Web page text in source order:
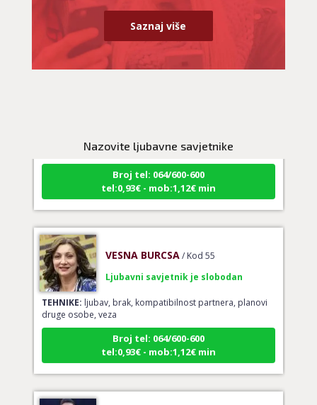
Saznaj više
Nazovite ljubavne savjetnike
tel:0,93€ - mob:1,12€ min
Ljubavni savjetnik je slobodan
TEHNIKE:ljubav, brak, kompatibilnost partnera, planovi
druge osobe, veza
tel:0,93€ - mob:1,12€ min